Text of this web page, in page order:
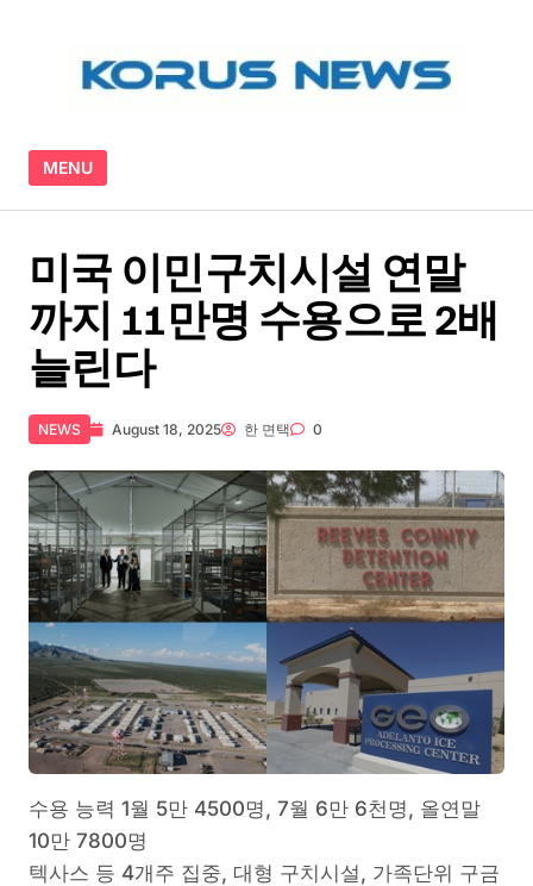
MENU
미국 이민구치시설 연말
까지 11만명 수용으로 2배
늘린다
NEWS August 18, 2025 한 면택 0
수용 능력 1월 5만 4500명, 7월 6만 6천명, 올연말
10만 7800명
텍사스 등 4개주 집중, 대형 구치시설, 가족단위 구금